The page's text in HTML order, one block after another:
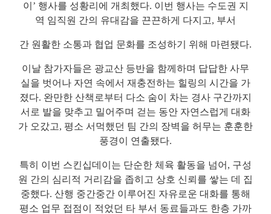
이 ’ 행사를 성황리에 개최했다. 이번 행사는 수도권 지
역 임직원 간의 유대감을 끈끈하게 다지고, 부서
간 원활한 소통과 협업 문화를 조성하기 위해 마련됐다.
이날 참가자들은 광교산 등반을 함께하며 답답한 사무
실을 벗어나 자연 속에서 재충전하는 힐링의 시간을 가
졌다. 완만한 산책로부터 다소 숨이 차는 경사 구간까지
서로 발을 맞추고 밀어주며 걷는 동안 자연스럽게 대화
가 오갔고, 평소 서먹했던 팀 간의 장벽을 허무는 훈훈한
풍경이 연출됐다.
특히 이번 스킨십데이는 단순한 체육 활동을 넘어 , 구성
원 간의 심리적 거리감을 좁히고 상호 신뢰를 쌓는 데 집
중했다. 산행 중간중간 이루어진 자유로운 대화를 통해
평소 업무 접점이 적었던 타 부서 동료들과도 한층 가까